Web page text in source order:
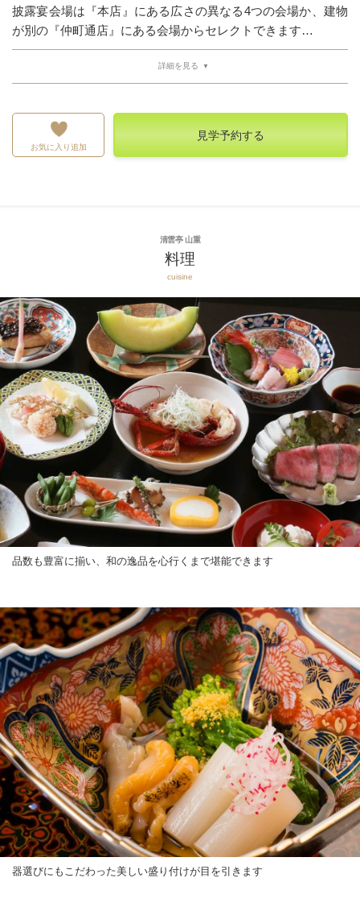
披露宴会場は『本店』にある広さの異なる4つの会場か、建物
が別の『仲町通店』にある会場からセレクトできます…
詳細を見る
お気に入り追加
見学予約する
清雲亭 山重
料理
cuisine
品数も豊富に揃い、和の逸品を心行くまで堪能できます
器選びにもこだわった美しい盛り付けが目を引きます